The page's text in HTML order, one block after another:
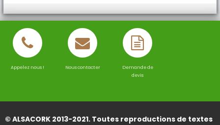
Appelez nous ! Nous contacter
Demande de
devis
© ALSACORK 2013-2021. Toutes reproductions de textes